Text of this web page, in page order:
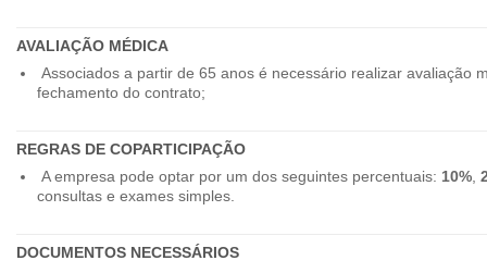
AVALIAÇÃO MÉDICA
Associados a partir de 65 anos é necessário realizar avaliação
fechamento do contrato;
REGRAS DE COPARTICIPAÇÃO
A empresa pode optar por um dos seguintes percentuais: 10%,
consultas e exames simples.
DOCUMENTOS NECESSÁRIOS